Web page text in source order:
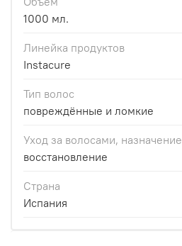
1000 мл.
Линейка продуктов
Instacure
Тип волос
повреждённые и ломкие
Уход за волосами, назначение
восстановление
Страна
Испания